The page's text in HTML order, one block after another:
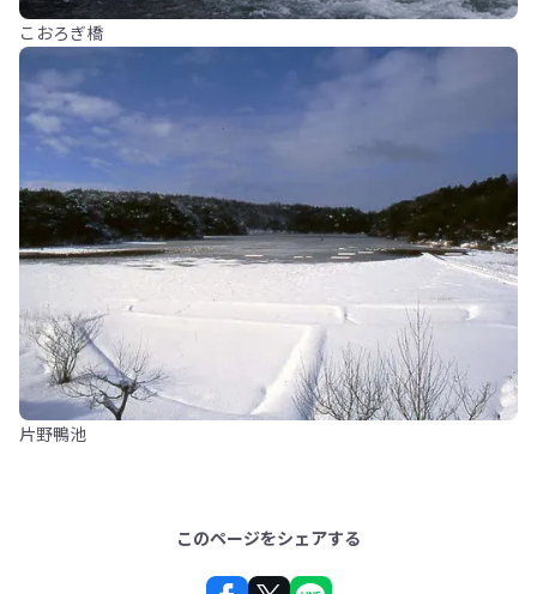
こおろぎ橋
片野鴨池
このページをシェアする